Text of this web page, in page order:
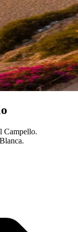
Campello.